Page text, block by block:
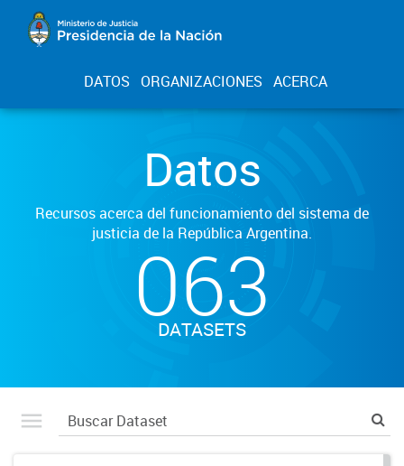
DATOS ORGANIZACIONES ACERCA
Datos
Recursos acerca del funcionamiento del sistema de
justicia de la República Argentina.
063
DATASETS